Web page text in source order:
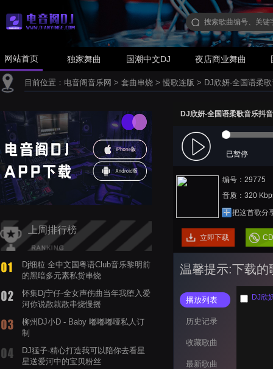
网站首页 独家舞曲 国潮中文DJ 夜店商业舞曲
目前位置： 电音阁音乐网 > 套曲串烧 > 慢歌连版 > DJ欣妍-全国语柔
上周排行榜
Dj细粒 全中文国粤语Club音乐黎明前
的黑暗多元素私货串烧
怀集Dj宁仔-全女声伤曲当年我堕入爱
河你说散就散串烧慢摇
柳州DJ小D - Baby 嘟嘟嘟哑私人订
制
DJ猛子-精心打造我可以陪你去看星
星送爱河中的宝贝粉丝
DJ欣妍-全国语柔歌音乐抖
已暂停
编号：29775
音质：320
把这首歌分
立即下载
温馨提示:下载的
播放列表
历史记录
收藏歌曲
最新歌曲
DJ欣